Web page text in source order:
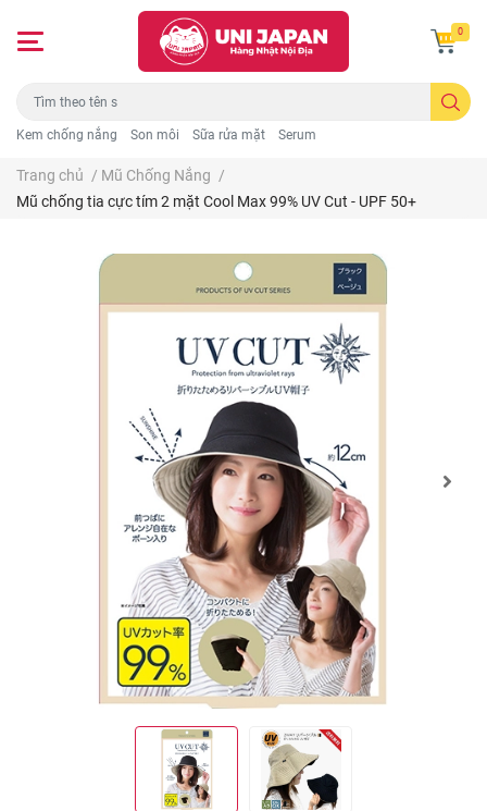
Kem chống nắng Son môi Sữa rửa mặt Serum
0
Trang chủ / Mũ Chống Nắng /
Mũ chống tia cực tím 2 mặt Cool Max 99% UV Cut - UPF 50+